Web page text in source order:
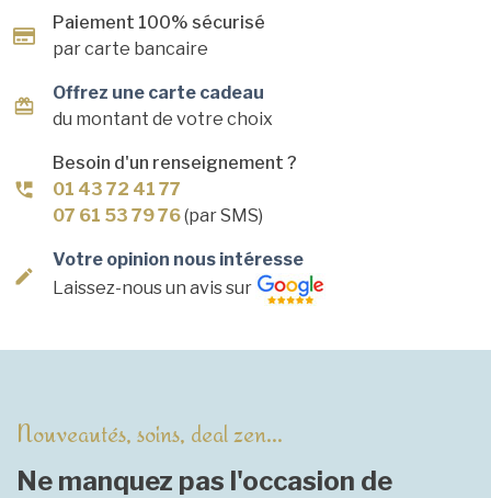
Paiement 100% sécurisé
par carte bancaire
Offrez une carte cadeau
du montant de votre choix
Besoin d'un renseignement ?
01 43 72 41 77
07 61 53 79 76(par SMS)
Votre opinion nous intéresse
Laissez-nous un avis sur
Nouveautés, soins, deal zen...
Ne manquez pas l'occasion de